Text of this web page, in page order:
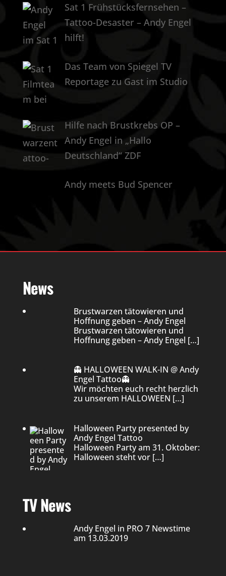
Sat 1 Frühstücksfernsehen –
Tattoo-Desaster – Andy Engel
hilft!
Das Team von Spiegel TV
Reportage zu Gast im Studio
Hilfe nach Brustkrebs OP –
Andy Engel in „Hallo
Deutschland“ ZDF
Andy meets Bud Spencer
News
Brustwarzen tätowieren und
Hoffnung geben – Andy Engel
Brustwarzen tätowieren und
Hoffnung geben – Andy Engel […]
👻 HALLOWEEN WALK-IN @ Andy
Engel Tattoo👻
Wir möchten euch recht herzlich
zu unserem HALLOWEEN […]
Halloween Party presented by
Andy Engel Tattoo
Halloween Party am 31. Oktober:
Halloween steht vor […]
TV News
Andy Engel in PRO 7 Newstime
am 13.03.2019